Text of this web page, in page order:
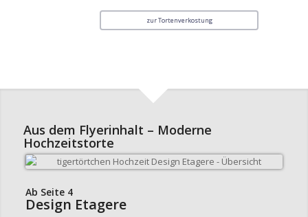
zur Tortenverkostung
Aus dem Flyerinhalt – Moderne
Hochzeitstorte
Ab Seite 4
Design Etagere